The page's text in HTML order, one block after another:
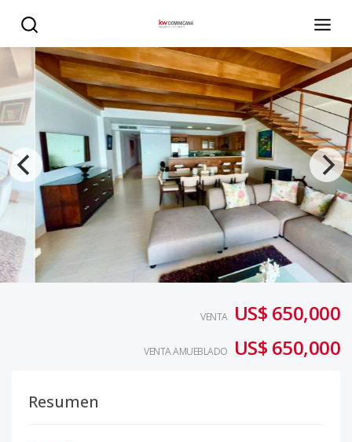
VENTA US$ 650,000
VENTA AMUEBLADO US$ 650,000
Resumen